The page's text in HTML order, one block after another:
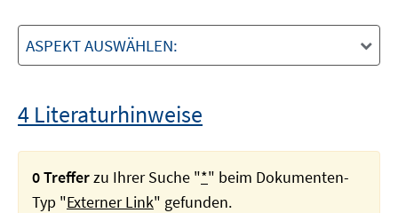
ASPEKT AUSWÄHLEN:
4 Literaturhinweise
0 Trefferzu Ihrer Suche "*" beim Dokumenten-
Typ "Externer Link" gefunden.